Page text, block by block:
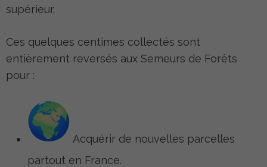
supérieur.
Ces quelques centimes collectés sont
entièrement reversés aux Semeurs de Forêts
pour :
Acquérir de nouvelles parcelles
partout en France.